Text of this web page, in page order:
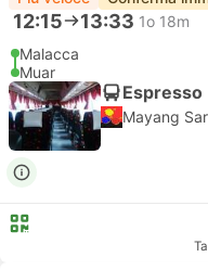
12:15 13:33 1o 18m
Malacca
Muar
Mayang